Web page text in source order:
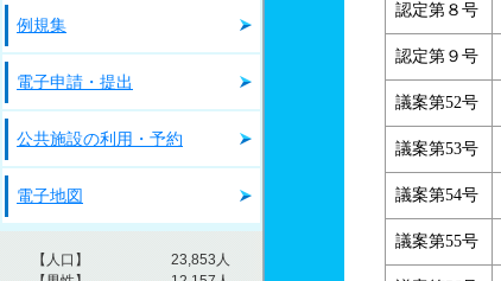
例規集
電子申請・提出
公共施設の利用・予約
電子地図
認定第８号
認定第９号
議案第52号
議案第53号
議案第54号
議案第55号